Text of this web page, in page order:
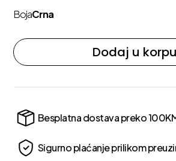
BojaCrna
Dodaj u korpu
Besplatna dostava preko
Sigurno plaćanje prilikom